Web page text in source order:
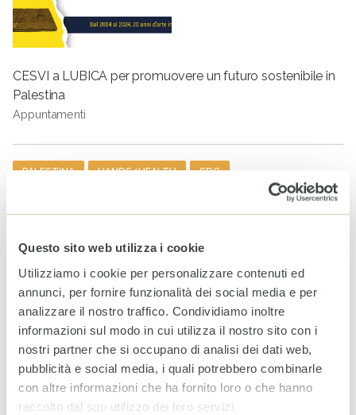
Questo sito web utilizza i cookie
Utilizziamo i cookie per personalizzare contenuti ed
annunci, per fornire funzionalità dei social media e per
analizzare il nostro traffico. Condividiamo inoltre
informazioni sul modo in cui utilizza il nostro sito con i
nostri partner che si occupano di analisi dei dati web,
pubblicità e social media, i quali potrebbero combinarle
con altre informazioni che ha fornito loro o che hanno
raccolto dal suo utilizzo dei loro servizi.
CESVI a LUBICA per promuovere un futuro sostenibile in
Palestina
Appuntamenti
TagPALESTINA HANDS4HEALTH SDC
World Breastfeeding Week:
in Somalia, sostenere
l’allattamento significa
proteggere il futuro
4 AGOSTO 2026
Rendiconto Campagna
Solidale CESVI 2025 “Diamo
un tetto alla speranza” con il
supporto informativo di Rai